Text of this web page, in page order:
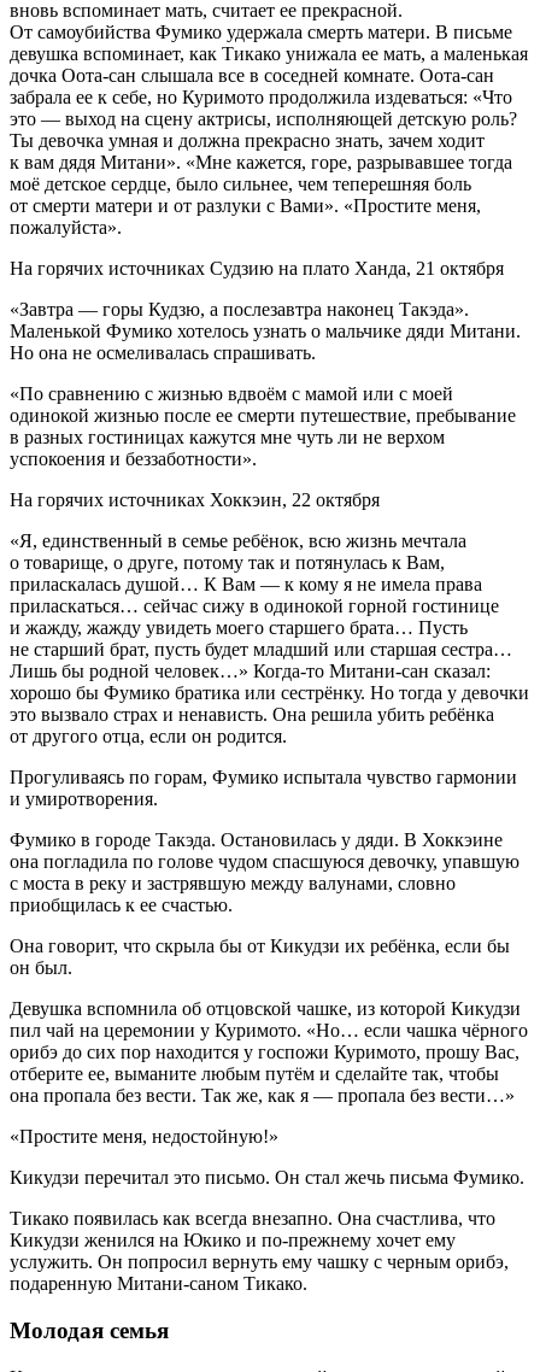
вновь вспоминает мать, считает ее прекрасной.
От самоубийства Фумико удержала смерть матери. В письме
девушка вспоминает, как Тикако унижала ее мать, а маленькая
дочка Оота-сан слышала все в соседней комнате. Оота-сан
забрала ее к себе, но Куримото продолжила издеваться: «Что
это — выход на сцену актрисы, исполняющей детскую роль?
Ты девочка умная и должна прекрасно знать, зачем ходит
к вам дядя Митани». «Мне кажется, горе, разрывавшее тогда
моё детское сердце, было сильнее, чем теперешняя боль
от смерти матери и от разлуки с Вами». «Простите меня,
пожалуйста».
На горячих источниках Судзию на плато Ханда, 21 октября
«Завтра — горы Кудзю, а послезавтра наконец Такэда».
Маленькой Фумико хотелось узнать о мальчике дяди Митани.
Но она не осмеливалась спрашивать.
«По сравнению с жизнью вдвоём с мамой или с моей
одинокой жизнью после ее смерти путешествие, пребывание
в разных гостиницах кажутся мне чуть ли не верхом
успокоения и беззаботности».
На горячих источниках Хоккэин, 22 октября
«Я, единственный в семье ребёнок, всю жизнь мечтала
о товарище, о друге, потому так и потянулась к Вам,
приласкалась душой… К Вам — к кому я не имела права
приласкаться… сейчас сижу в одинокой горной гостинице
и жажду, жажду увидеть моего старшего брата… Пусть
не старший брат, пусть будет младший или старшая сестра…
Лишь бы родной человек…» Когда-то Митани-сан сказал:
хорошо бы Фумико братика или сестрёнку. Но тогда у девочки
это вызвало страх и ненависть. Она решила убить ребёнка
от другого отца, если он родится.
Прогуливаясь по горам, Фумико испытала чувство гармонии
и умиротворения.
Фумико в городе Такэда. Остановилась у дяди. В Хоккэине
она погладила по голове чудом спасшуюся девочку, упавшую
с моста в реку и застрявшую между валунами, словно
приобщилась к ее счастью.
Она говорит, что скрыла бы от Кикудзи их ребёнка, если бы
он был.
Девушка вспомнила об отцовской чашке, из которой Кикудзи
пил чай на церемонии у Куримото. «Но… если чашка чёрного
орибэ до сих пор находится у госпожи Куримото, прошу Вас,
отберите ее, выманите любым путём и сделайте так, чтобы
она пропала без вести. Так же, как я — пропала без вести…»
«Простите меня, недостойную!»
Кикудзи перечитал это письмо. Он стал жечь письма Фумико.
Тикако появилась как всегда внезапно. Она счастлива, что
Кикудзи женился на Юкико и по-прежнему хочет ему
услужить. Он попросил вернуть ему чашку с черным орибэ,
подаренную Митани-саном Тикако.
Молодая семья